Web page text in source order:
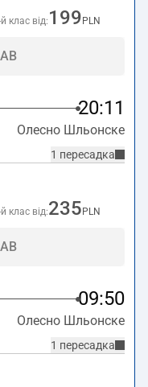
клас від: 199 PLN
20:11
Олесно Шльонске
1 пересадка
клас від:235 PLN
09:50
Олесно Шльонске
1 пересадка